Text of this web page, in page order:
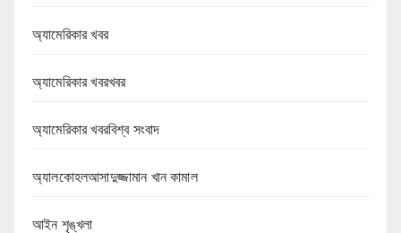
অ্যামেরিকার খবর
অ্যামেরিকার খবরখবর
অ্যামেরিকার খবরবিশ্ব সংবাদ
অ্যালকোহলআসাদুজ্জামান খান কামাল
আইন শৃঙ্খলা